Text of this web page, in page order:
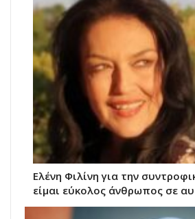
Ελένη Φιλίνη για την
είμαι εύκολος άνθρωπος σε